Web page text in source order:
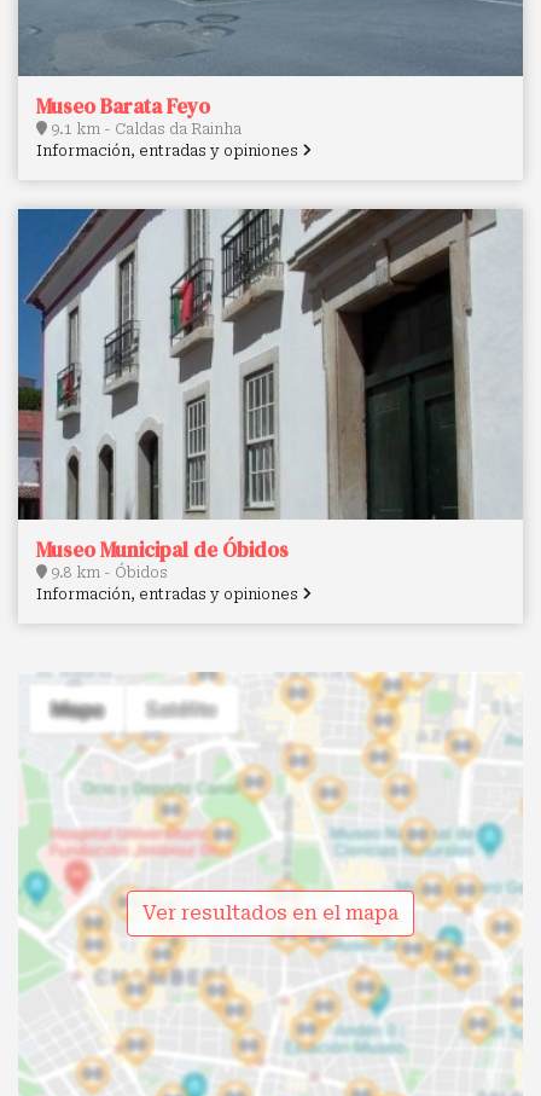
Museo Barata Feyo
9.1 km - Caldas da Rainha
Información, entradas y opiniones
Museo Municipal de Óbidos
9.8 km - Óbidos
Información, entradas y opiniones
Ver resultados en el mapa